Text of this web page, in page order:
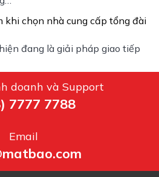
khi chọn nhà cung cấp tổng đài
đang là giải pháp giao tiếp
doanh và Support
7777 7788
Email